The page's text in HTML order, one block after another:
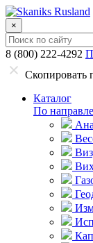
×
8 (800) 222-4292
Скопировать
Каталог
По